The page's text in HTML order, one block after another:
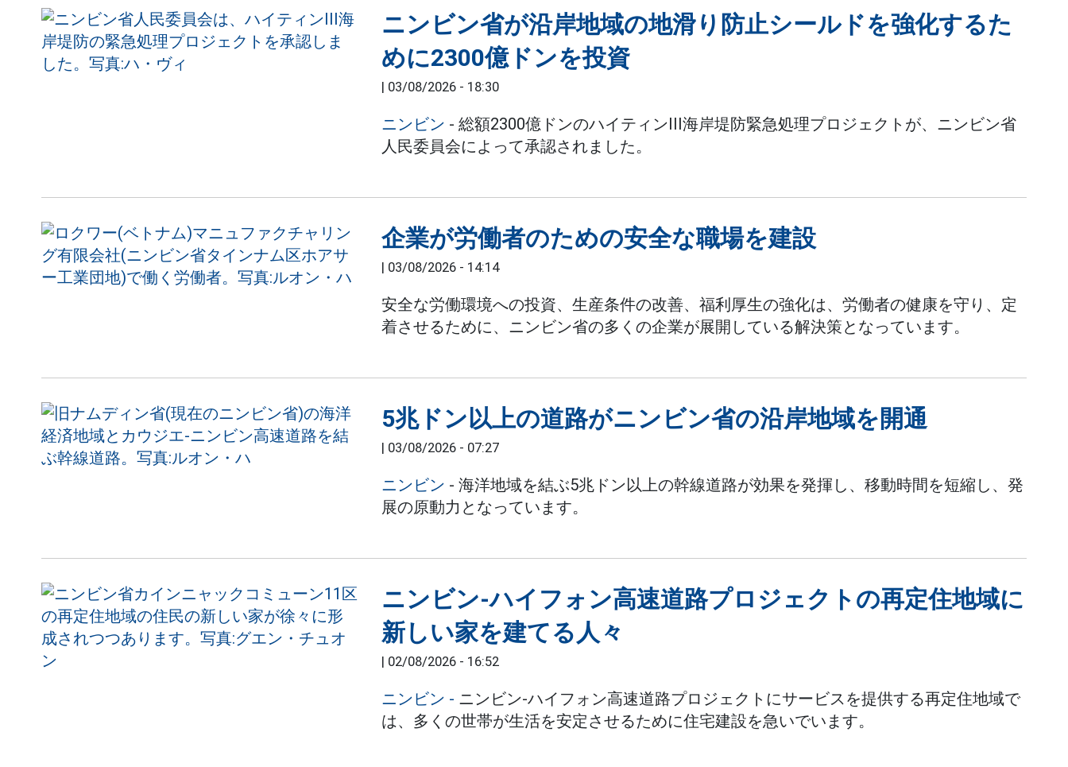
ニンビン省が沿岸地域の地滑り防止シールドを強化するた
めに2300億ドンを投資
| 03/08/2026 - 18:30
ニンビン - 総額2300億ドンのハイティンIII海岸堤防緊急処理プロジェクトが、ニンビン省
人民委員会によって承認されました。
企業が労働者のための安全な職場を建設
| 03/08/2026 - 14:14
安全な労働環境への投資、生産条件の改善、福利厚生の強化は、労働者の健康を守り、定
着させるために、ニンビン省の多くの企業が展開している解決策となっています。
5兆ドン以上の道路がニンビン省の沿岸地域を開通
| 03/08/2026 - 07:27
ニンビン - 海洋地域を結ぶ5兆ドン以上の幹線道路が効果を発揮し、移動時間を短縮し、発
展の原動力となっています。
ニンビン-ハイフォン高速道路プロジェクトの再定住地域に
新しい家を建てる人々
| 02/08/2026 - 16:52
ニンビン - ニンビン-ハイフォン高速道路プロジェクトにサービスを提供する再定住地域で
は、多くの世帯が生活を安定させるために住宅建設を急いでいます。